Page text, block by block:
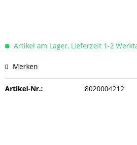
Artikel am Lager, Lieferzeit 1-2
Merken
Artikel-Nr.: 8020004212